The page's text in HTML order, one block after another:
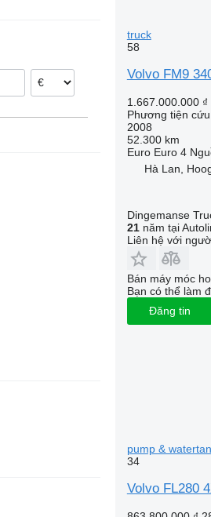
truck
58
Volvo FM9
1.667.000.000 ₫
Phương tiện
2008
52.300 km
Euro Euro 4
Hà Lan,
Dingemanse
21năm tại
Liên hệ với
Bán máy móc
Bạn có thể làm
Đăng tin
pump &
34
Volvo FL280